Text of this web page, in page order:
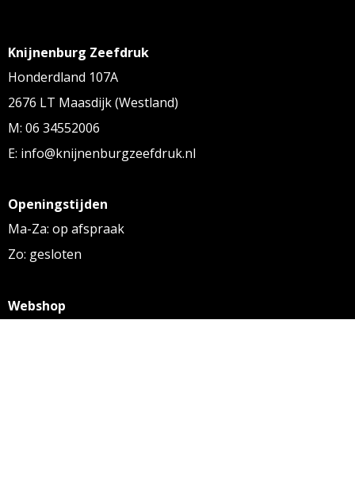
Knijnenburg Zeefdruk
Honderdland 107A
2676 LT Maasdijk (Westland)
M: 06 34552006
E: info@knijnenburgzeefdruk.nl
Openingstijden
Ma-Za: op afspraak
Zo: gesloten
Webshop